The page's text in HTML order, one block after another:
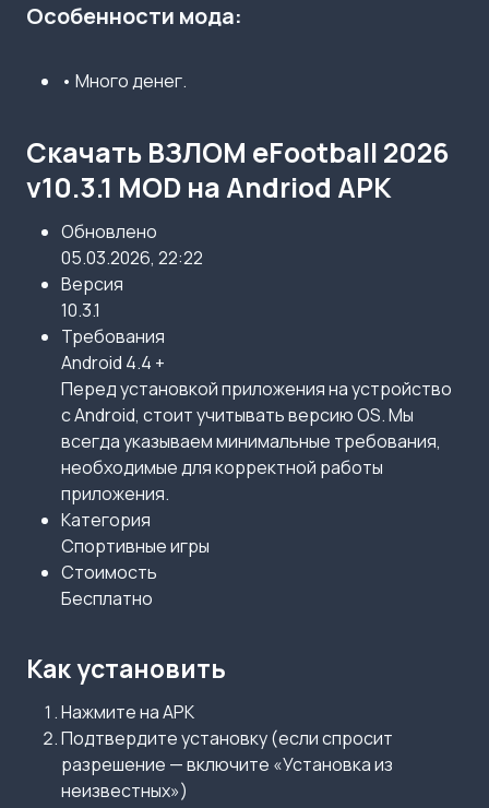
Особенности мода:
• Много денег.
Скачать ВЗЛОМ eFootball 2026
v10.3.1 MOD на Andriod APK
Обновлено
05.03.2026, 22:22
Версия
10.3.1
Требования
Android 4.4 +
Перед установкой приложения на устройство
с Android, стоит учитывать версию OS. Мы
всегда указываем минимальные требования,
необходимые для корректной работы
приложения.
Категория
Спортивные игры
Стоимость
Бесплатно
Как установить
Нажмите на APK
Подтвердите установку (если спросит
разрешение — включите «Установка из
неизвестных»)